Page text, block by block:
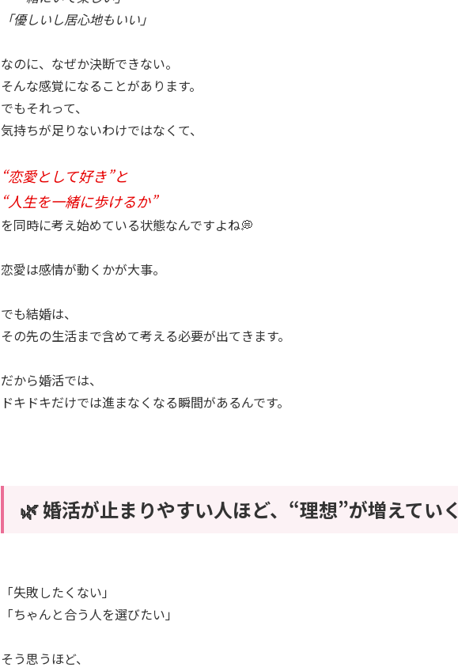
「優しいし居心地もいい」
なのに、なぜか決断できない。
そんな感覚になることがあります。
でもそれって、
気持ちが足りないわけではなくて、
“恋愛として好き”と
“人生を一緒に歩けるか”
を同時に考え始めている状態なんですよね💭
恋愛は感情が動くかが大事。
でも結婚は、
その先の生活まで含めて考える必要が出てきます。
だから婚活では、
ドキドキだけでは進まなくなる瞬間があるんです。
🌿 婚活が止まりやすい人ほど、“理想”が増えていく
「失敗したくない」
「ちゃんと合う人を選びたい」
そう思うほど、